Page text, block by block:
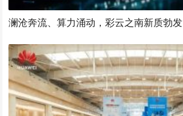
澜沧奔流、算力涌动，彩云之南新质勃发